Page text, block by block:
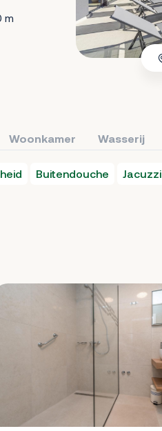
m
Woonkamer Wasserij
Buitendouche Jacuzzi